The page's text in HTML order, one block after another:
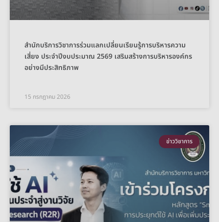
สำนักบริการวิชาการร่วมแลกเปลี่ยนเรียนรู้การบริหารความ
เสี่ยง ประจำปีงบประมาณ 2569 เสริมสร้างการบริหารองค์กร
อย่างมีประสิทธิภาพ
15 กรกฎาคม 2026
ข่าววิชาการ